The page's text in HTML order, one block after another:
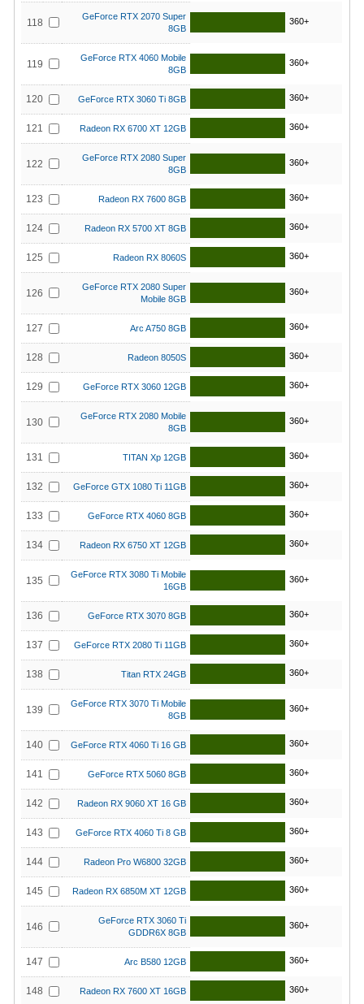
118
GeForce RTX 2070 Super
8GB
360+
119
GeForce RTX 4060 Mobile
8GB
360+
120 GeForce RTX 3060 Ti 8GB 360+
121 Radeon RX 6700 XT 12GB 360+
122
GeForce RTX 2080 Super
8GB
360+
123 Radeon RX 7600 8GB 360+
124 Radeon RX 5700 XT 8GB 360+
125 Radeon RX 8060S 360+
126
GeForce RTX 2080 Super
Mobile 8GB
360+
127 Arc A750 8GB 360+
128 Radeon 8050S 360+
129 GeForce RTX 3060 12GB 360+
130
GeForce RTX 2080 Mobile
8GB
360+
131 TITAN Xp 12GB 360+
132 GeForce GTX 1080 Ti 11GB 360+
133 GeForce RTX 4060 8GB 360+
134 Radeon RX 6750 XT 12GB 360+
135
GeForce RTX 3080 Ti Mobile
16GB
360+
136 GeForce RTX 3070 8GB 360+
137 GeForce RTX 2080 Ti 11GB 360+
138 Titan RTX 24GB 360+
139
GeForce RTX 3070 Ti Mobile
8GB
360+
140 GeForce RTX 4060 Ti 16 GB 360+
141 GeForce RTX 5060 8GB 360+
142 Radeon RX 9060 XT 16 GB 360+
143 GeForce RTX 4060 Ti 8 GB 360+
144 Radeon Pro W6800 32GB 360+
145 Radeon RX 6850M XT 12GB 360+
146
GeForce RTX 3060 Ti
GDDR6X 8GB
360+
147 Arc B580 12GB 360+
148 Radeon RX 7600 XT 16GB 360+